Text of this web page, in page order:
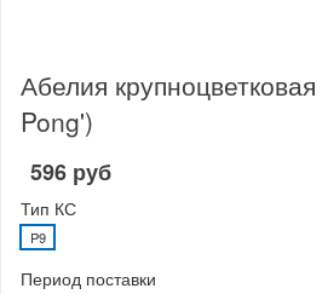
Абелия
Pong')
596 руб
Тип КС
P9
Период поставки